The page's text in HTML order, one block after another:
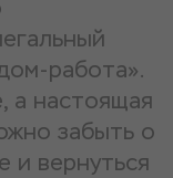
работа».
а настоящая
забыть о
и вернуться